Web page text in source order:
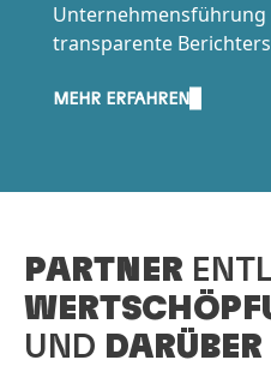
Unternehmensführung
transparente
MEHR ERFAHREN
PARTNER
UND